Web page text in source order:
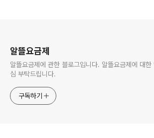
알뜰요금제
알뜰요금제에 관한 블로그입니다. 알뜰요금제에 대한
심 부탁드립니다.
구독하기